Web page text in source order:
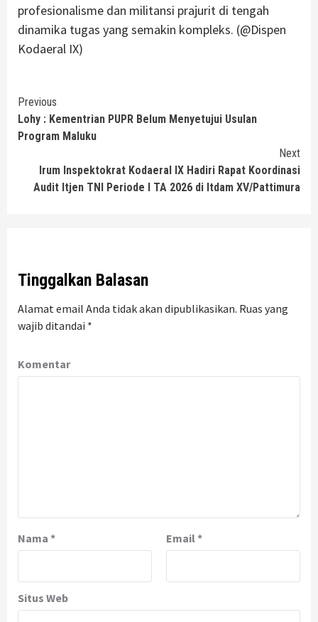
profesionalisme dan militansi prajurit di tengah
dinamika tugas yang semakin kompleks. (@Dispen
Kodaeral IX)
Continue
Reading
Previous
Lohy : Kementrian PUPR Belum Menyetujui Usulan
Program Maluku
Next
Irum Inspektokrat Kodaeral IX Hadiri Rapat Koordinasi
Audit Itjen TNI Periode I TA 2026 di Itdam XV/Pattimura
Tinggalkan Balasan
Alamat email Anda tidak akan dipublikasikan. Ruas yang
wajib ditandai *
Komentar
Nama * Email *
Situs Web